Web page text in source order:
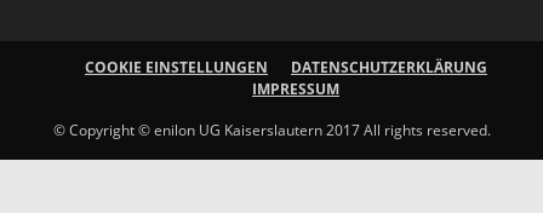
COOKIE EINSTELLUNGEN
DATENSCHUTZERKLÄRUNG
IMPRESSUM
© Copyright © enilon UG Kaiserslautern 2017 All rights reserved.